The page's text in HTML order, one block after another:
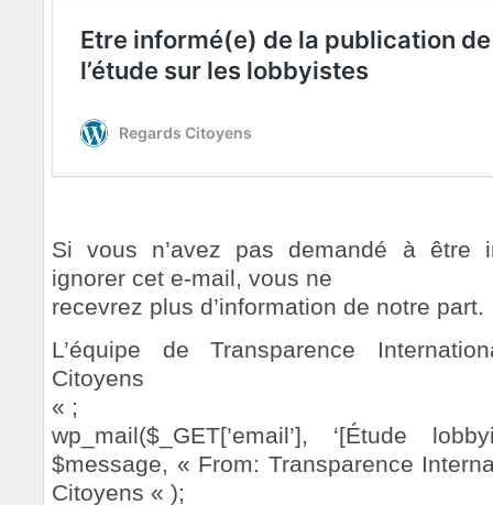
Si vous n’avez pas demandé à être
ignorer cet e-mail, vous ne
recevrez plus d’information de notre part.
L’équipe de Transparence
Citoyens
« ;
wp_mail($_GET[’email’], ‘[Étude
$message, « From: Transparence
Citoyens « );